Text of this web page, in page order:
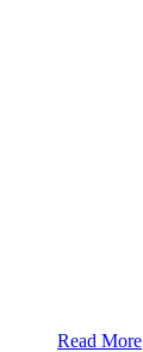
Read More